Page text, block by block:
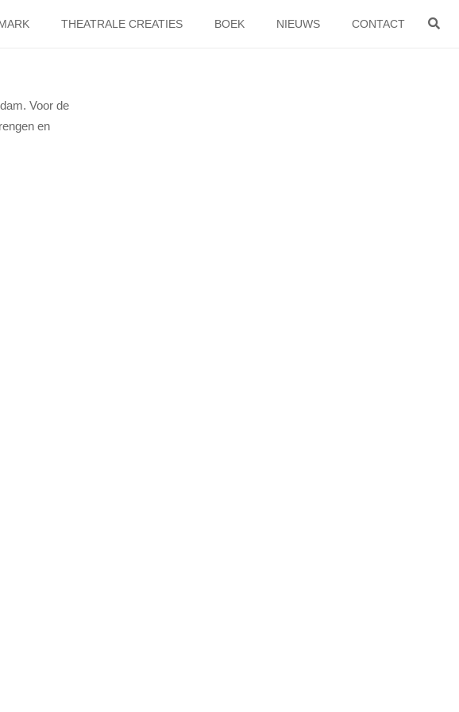
THEATRALE CREATIES BOEK NIEUWS CONTACT
Voor de
en